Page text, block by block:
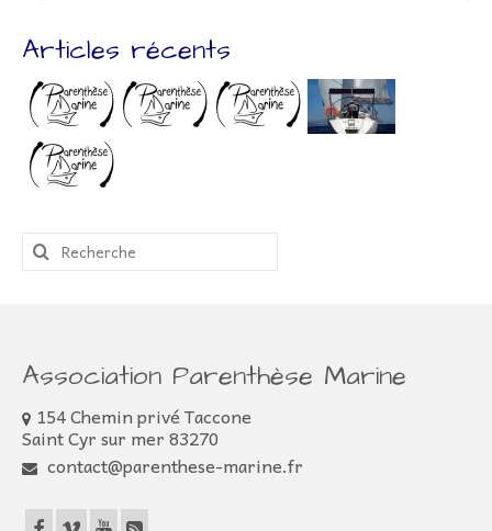
Articles récents
Rechercher
:
Association Parenthèse Marine
154 Chemin privé Taccone
Saint Cyr sur mer 83270
contact@parenthese-marine.fr